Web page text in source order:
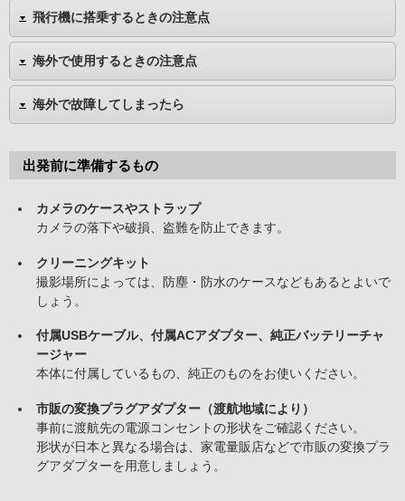
飛行機に搭乗するときの注意点
海外で使用するときの注意点
海外で故障してしまったら
出発前に準備するもの
カメラのケースやストラップ
カメラの落下や破損、盗難を防止できます。
クリーニングキット
撮影場所によっては、防塵・防水のケースなどもあるとよいで
しょう。
付属USBケーブル、付属ACアダプター、純正バッテリーチャ
ージャー
本体に付属しているもの、純正のものをお使いください。
市販の変換プラグアダプター（渡航地域により）
事前に渡航先の電源コンセントの形状をご確認ください。
形状が日本と異なる場合は、家電量販店などで市販の変換プラ
グアダプターを用意しましょう。